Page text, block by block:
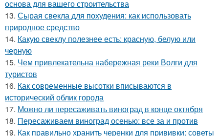
основа для вашего строительства
13. Сырая свекла для похудения: как использовать
природное средство
14. Какую свеклу полезнее есть: красную, белую или
черную
15. Чем привлекательна набережная реки Волги для
туристов
16. Как современные высотки вписываются в
исторический облик города
17. Можно ли пересаживать виноград в конце октября
18. Пересаживаем виноград осенью: все за и против
19. Как правильно хранить черенки для прививки: советы